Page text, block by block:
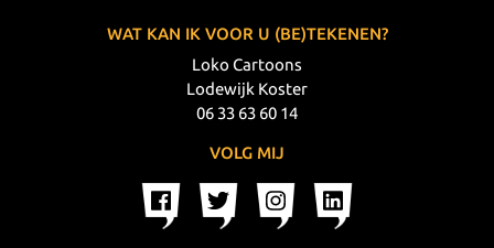
WAT KAN IK VOOR U (BE)TEKENEN?
Loko Cartoons
Lodewijk Koster
06 33 63 60 14
VOLG MIJ